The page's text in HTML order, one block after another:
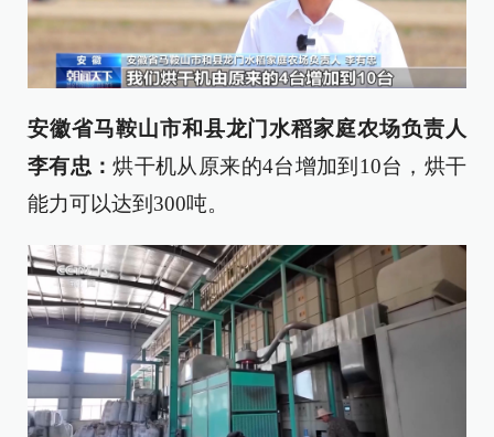
安徽省马鞍山市和县龙门水稻家庭农场负责人
李有忠：烘干机从原来的4台增加到10台，烘干
能力可以达到300吨。